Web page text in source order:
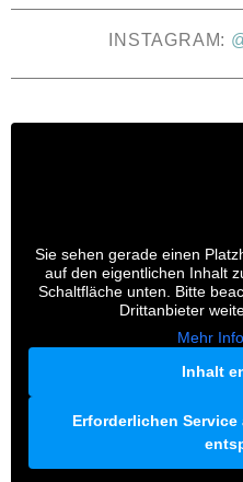
INSTAGRAM:
Sie sehen gerade einen
auf den eigentlichen Inhalt
Schaltfläche unten. Bitte
Drittanbieter
Mehr
Inhalt
Erforderlichen